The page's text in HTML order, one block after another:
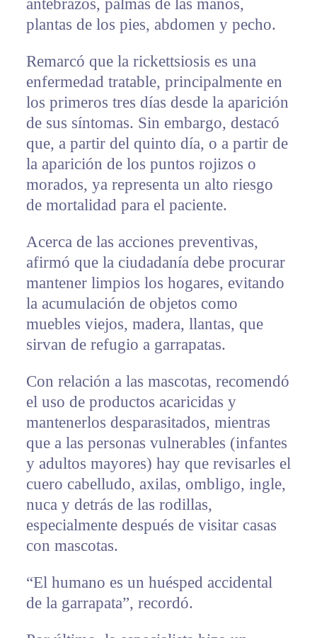
antebrazos, palmas de las manos,
plantas de los pies, abdomen y pecho.
Remarcó que la rickettsiosis es una
enfermedad tratable, principalmente en
los primeros tres días desde la aparición
de sus síntomas. Sin embargo, destacó
que, a partir del quinto día, o a partir de
la aparición de los puntos rojizos o
morados, ya representa un alto riesgo
de mortalidad para el paciente.
Acerca de las acciones preventivas,
afirmó que la ciudadanía debe procurar
mantener limpios los hogares, evitando
la acumulación de objetos como
muebles viejos, madera, llantas, que
sirvan de refugio a garrapatas.
Con relación a las mascotas, recomendó
el uso de productos acaricidas y
mantenerlos desparasitados, mientras
que a las personas vulnerables (infantes
y adultos mayores) hay que revisarles el
cuero cabelludo, axilas, ombligo, ingle,
nuca y detrás de las rodillas,
especialmente después de visitar casas
con mascotas.
“El humano es un huésped accidental
de la garrapata”, recordó.